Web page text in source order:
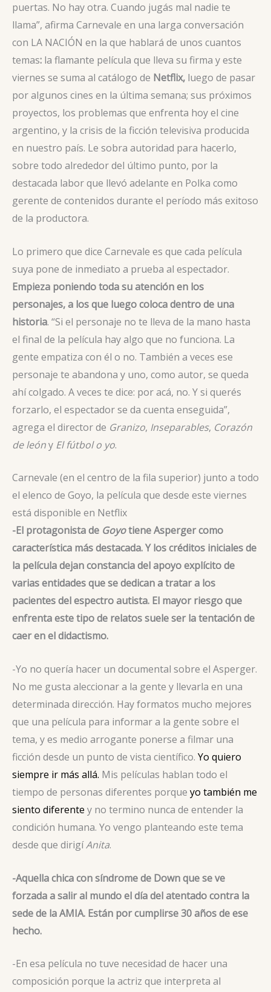
puertas. No hay otra. Cuando jugás mal nadie te
llama”, afirma Carnevale en una larga conversación
con LA NACIÓN en la que hablará de unos cuantos
temas: la flamante película que lleva su firma y este
viernes se suma al catálogo de Netflix, luego de pasar
por algunos cines en la última semana; sus próximos
proyectos, los problemas que enfrenta hoy el cine
argentino, y la crisis de la ficción televisiva producida
en nuestro país. Le sobra autoridad para hacerlo,
sobre todo alrededor del último punto, por la
destacada labor que llevó adelante en Polka como
gerente de contenidos durante el período más exitoso
de la productora.
Lo primero que dice Carnevale es que cada película
suya pone de inmediato a prueba al espectador.
Empieza poniendo toda su atención en los
personajes, a los que luego coloca dentro de una
historia. “Si el personaje no te lleva de la mano hasta
el final de la película hay algo que no funciona. La
gente empatiza con él o no. También a veces ese
personaje te abandona y uno, como autor, se queda
ahí colgado. A veces te dice: por acá, no. Y si querés
forzarlo, el espectador se da cuenta enseguida”,
agrega el director de Granizo, Inseparables, Corazón
de leóny El fútbol o yo.
Carnevale (en el centro de la fila superior) junto a todo
el elenco de Goyo, la película que desde este viernes
está disponible en Netflix
-El protagonista de Goyotiene Asperger como
característica más destacada. Y los créditos iniciales de
la película dejan constancia del apoyo explícito de
varias entidades que se dedican a tratar a los
pacientes del espectro autista. El mayor riesgo que
enfrenta este tipo de relatos suele ser la tentación de
caer en el didactismo.
-Yo no quería hacer un documental sobre el Asperger.
No me gusta aleccionar a la gente y llevarla en una
determinada dirección. Hay formatos mucho mejores
que una película para informar a la gente sobre el
tema, y es medio arrogante ponerse a filmar una
ficción desde un punto de vista científico. Yo quiero
siempre ir más allá. Mis películas hablan todo el
tiempo de personas diferentes porque yo también me
siento diferente y no termino nunca de entender la
condición humana. Yo vengo planteando este tema
desde que dirigíAnita.
-Aquella chica con síndrome de Down que se ve
forzada a salir al mundo el día del atentado contra la
sede de la AMIA. Están por cumplirse 30 años de ese
hecho.
-En esa película no tuve necesidad de hacer una
composición porque la actriz que interpreta al